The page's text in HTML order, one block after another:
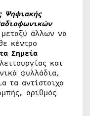
Ψηφιακής
άλλων να
κέντρο
Σημεία
και
φυλλάδια,
τα αντίστοιχα
αριθμός